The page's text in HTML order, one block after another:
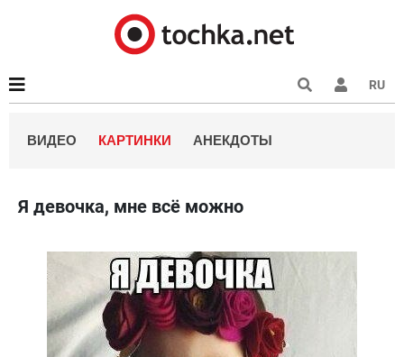
RU
ВИДЕО КАРТИНКИ АНЕКДОТЫ
Я девочка, мне всё можно